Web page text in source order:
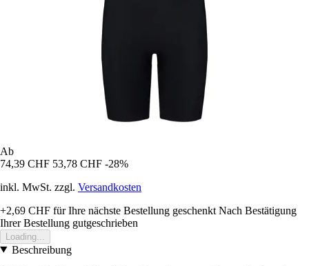
Ab
74,39 CHF 53,78 CHF -28%
inkl. MwSt. zzgl. Versandkosten
+2,69 CHF für Ihre nächste Bestellung geschenkt Nach Bestätigung
Ihrer Bestellung gutgeschrieben
Loading...
Beschreibung